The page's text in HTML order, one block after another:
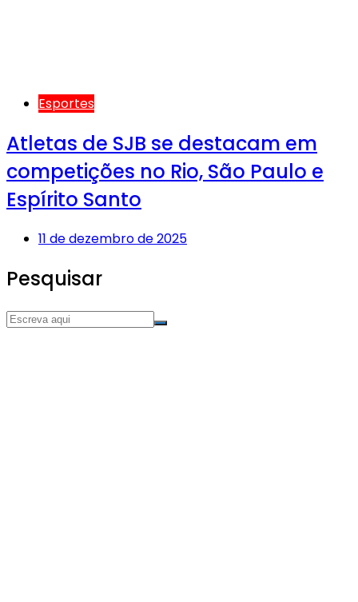
Esportes
Atletas de SJB se destacam em
competições no Rio, São Paulo e
Espírito Santo
11 de dezembro de 2025
Pesquisar